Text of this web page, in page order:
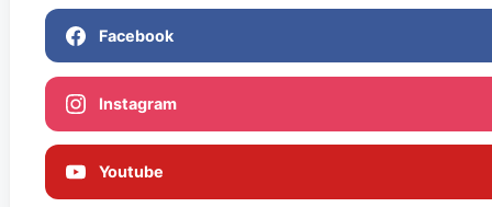
Facebook
Instagram
Youtube